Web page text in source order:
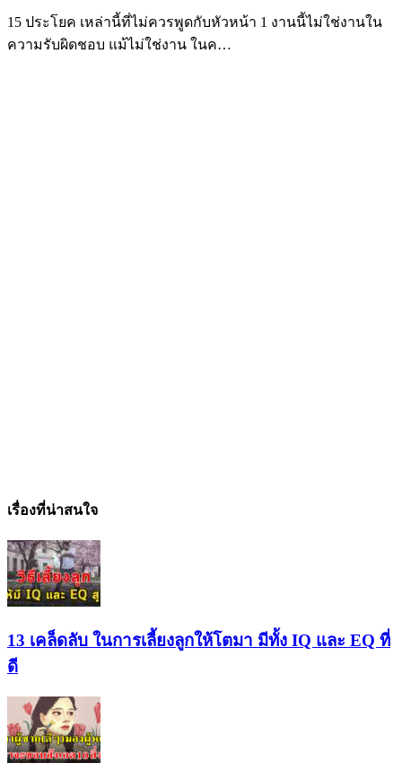
15 ประโยค เหล่านี้ที่ไม่ควรพูดกับหัวหน้า 1 งานนี้ไม่ใช่งานใน
ความรับผิดชอบ แม้ไม่ใช่งาน ในค…
เรื่องที่น่าสนใจ
13 เคล็ดลับ ในการเลี้ยงลูกให้โตมา มีทั้ง IQ และ EQ ที่
ดี